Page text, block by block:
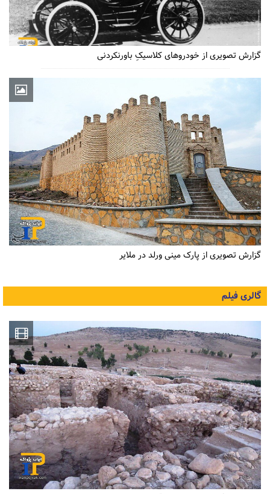
گزارش تصویری از خودروهای کلاسیکِ باورنکردنی
گزارش تصویری از پارک مینی ورلد در ملایر
گالری فیلم